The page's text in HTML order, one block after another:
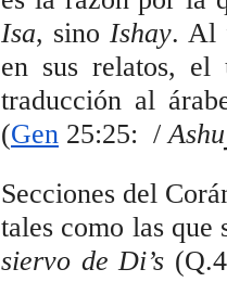
Isa, sino Ishay. Al
en sus relatos,
traducción al
(Gen 25:25:  /
Secciones del
tales como las que
siervo de Di’s